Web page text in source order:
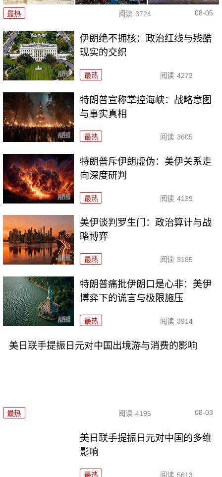
最热 阅读 3724 08-05
伊朗绝不拥核：政治红线与残酷
现实的交织
最热 阅读 4273
特朗普宣称掌控海峡：战略意图
与事实真相
最热 阅读 3605
特朗普斥伊朗虚伪：美伊关系走
向深度研判
最热 阅读 4139
美伊谈判罗生门：政治算计与战
略博弈
最热 阅读 3185
特朗普痛批伊朗口是心非：美伊
博弈下的谎言与极限施压
最热 阅读 3914
美日联手提振日元对中国出境游与消费的影响
最热 阅读 4195 08-03
美日联手提振日元对中国的多维
影响
最热 阅读 5613